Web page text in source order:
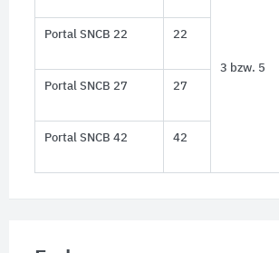
3 bzw. 5
Portal SNCB 22 22
Portal SNCB 27 27
Portal SNCB 42 42